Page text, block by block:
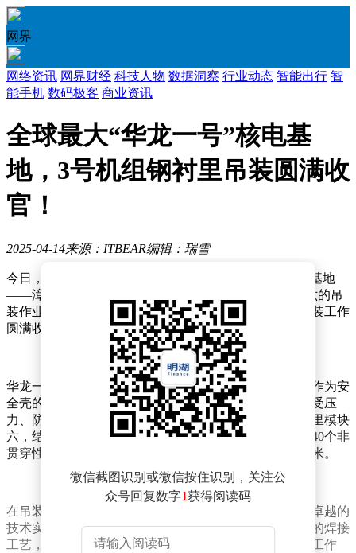
网界
网络资讯 网界财经 科技人物 数据洞察 行业动态 智能出行 智
能手机 数码极客 商业资讯
全球最大“华龙一号”核电基
地，3号机组钢衬里吊装圆满收
官！
2025-04-14来源：ITBEAR编辑：瑞雪
今日，中核二四公司在全球规模最大的“华龙一号”核电基地
——漳州核电项目中，成功完成了3号机组钢衬里模块六的吊
装作业，标志着该机组反应堆厂房的钢衬里筒体模块吊装工作
圆满收官。
华龙一号核电技术中的反应堆厂房安全壳钢衬里筒体，作为安
全壳的核心构成部分，承担着在极端设计基准事故下承受压
力、防止放射性物质外泄的关键职责。此次吊装的钢衬里模块
六，结构复杂，由筒体第10段、10个贯穿性锚固件以及40个非
贯穿性贯穿件组合而成，其筒体外径巨大，达到了约47米。
在吊装作业的实施过程中，漳州核电项目团队展现出了卓越的
技术实力与严谨的工作态度。他们创新性地采用了先进的焊接
工艺，确保了焊缝外观的高质量成型，减少了后续打磨工作
微信截图识别或微信按住识别，关注公
众号回复数字1获得阅读码